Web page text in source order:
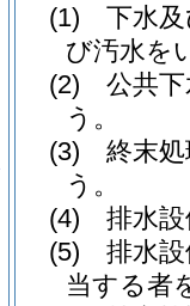
(1)
下水
び汚水を
(2)
公共
う。
(3)
終末
う。
(4)
排水
(5)
排水
当する者